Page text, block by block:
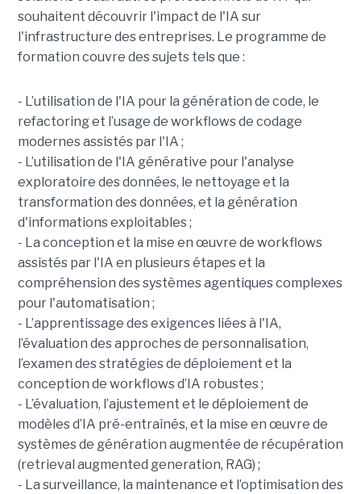
souhaitent découvrir l'impact de l'IA sur
l'infrastructure des entreprises. Le programme de
formation couvre des sujets tels que :
- L’utilisation de l'IA pour la génération de code, le
refactoring et l’usage de workflows de codage
modernes assistés par l'IA ;
- L’utilisation de l'IA générative pour l'analyse
exploratoire des données, le nettoyage et la
transformation des données, et la génération
d'informations exploitables ;
- La conception et la mise en œuvre de workflows
assistés par l'IA en plusieurs étapes et la
compréhension des systèmes agentiques complexes
pour l'automatisation ;
- L’apprentissage des exigences liées à l'IA,
l’évaluation des approches de personnalisation,
l’examen des stratégies de déploiement et la
conception de workflows d’IA robustes ;
- L’évaluation, l’ajustement et le déploiement de
modèles d’IA pré-entraînés, et la mise en œuvre de
systèmes de génération augmentée de récupération
(retrieval augmented generation, RAG) ;
- La surveillance, la maintenance et l’optimisation des